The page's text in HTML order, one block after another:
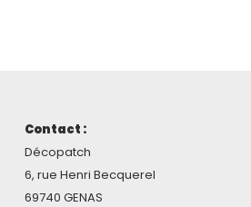
Contact :
Décopatch
6, rue Henri Becquerel
69740 GENAS